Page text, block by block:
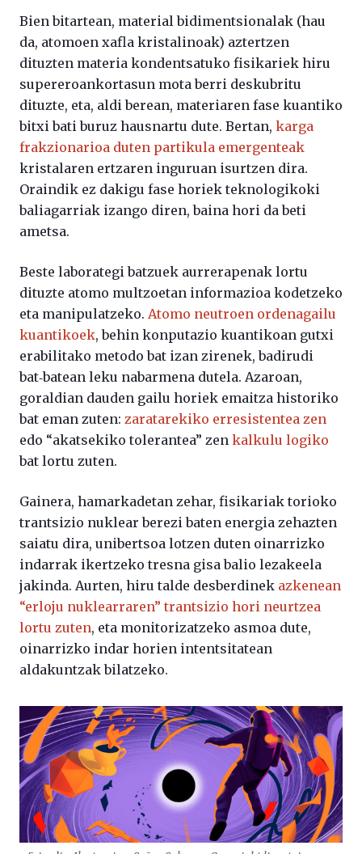
Bien bitartean, material bidimentsionalak (hau
da, atomoen xafla kristalinoak) aztertzen
dituzten materia kondentsatuko fisikariek hiru
supereroankortasun mota berri deskubritu
dituzte, eta, aldi berean, materiaren fase kuantiko
bitxi bati buruz hausnartu dute. Bertan, karga
frakzionarioa duten partikula emergenteak
kristalaren ertzaren inguruan isurtzen dira.
Oraindik ez dakigu fase horiek teknologikoki
baliagarriak izango diren, baina hori da beti
ametsa.
Beste laborategi batzuek aurrerapenak lortu
dituzte atomo multzoetan informazioa kodetzeko
eta manipulatzeko. Atomo neutroen ordenagailu
kuantikoek, behin konputazio kuantikoan gutxi
erabilitako metodo bat izan zirenek, badirudi
bat‑batean leku nabarmena dutela. Azaroan,
goraldian dauden gailu horiek emaitza historiko
bat eman zuten: zaratarekiko erresistentea zen
edo “akatsekiko tolerantea” zen kalkulu logiko
bat lortu zuten.
Gainera, hamarkadetan zehar, fisikariak torioko
trantsizio nuklear berezi baten energia zehazten
saiatu dira, unibertsoa lotzen duten oinarrizko
indarrak ikertzeko tresna gisa balio lezakeela
jakinda. Aurten, hiru talde desberdinek azkenean
“erloju nuklearraren” trantsizio hori neurtzea
lortu zuten, eta monitorizatzeko asmoa dute,
oinarrizko indar horien intentsitatean
aldakuntzak bilatzeko.